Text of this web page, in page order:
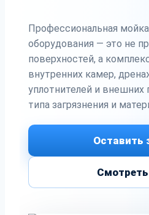
Профессиональная
оборудования — это не
поверхностей, а
внутренних камер,
уплотнителей и внешних
типа загрязнения и
Оставить